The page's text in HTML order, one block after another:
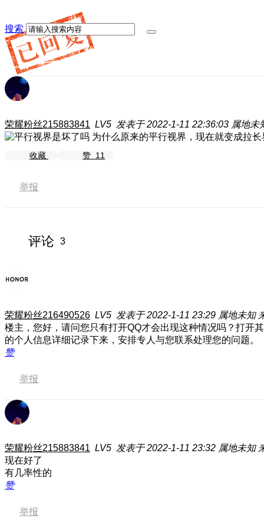
搜索
荣耀粉丝215883841 LV5 发表于 2022-1-11 22:36:03 属地未
为什么原来的平行视界，现在就变成拉长
收藏 赞 11
举报
评论 3
荣耀粉丝216490526 LV5 发表于 2022-1-11 23:29 属地未知
楼主，您好，请问您只有打开QQ才会出现这种情况吗？打开
的个人信息详细记录下来，安排专人与您联系处理您的问题。
赞
举报
荣耀粉丝215883841 LV5 发表于 2022-1-11 23:32 属地未知
现在好了
有几率性的
赞
举报